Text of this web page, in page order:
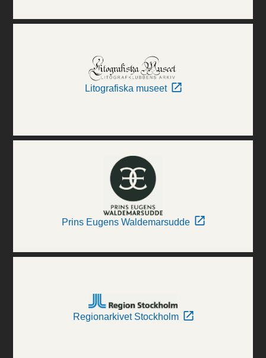
Litografiska museet
Prins Eugens Waldemarsudde
Regionarkivet Stockholm